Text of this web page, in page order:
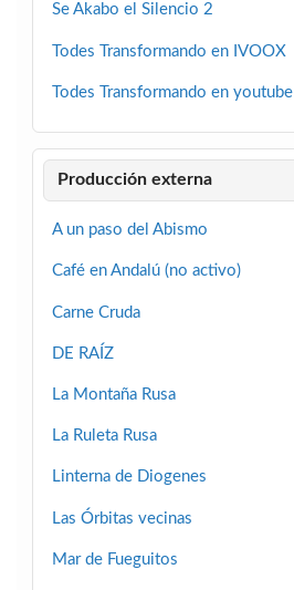
Se Akabo el Silencio 2
Todes Transformando en IVOOX
Todes Transformando en youtube
Producción externa
A un paso del Abismo
Café en Andalú (no activo)
Carne Cruda
DE RAÍZ
La Montaña Rusa
La Ruleta Rusa
Linterna de Diogenes
Las Órbitas vecinas
Mar de Fueguitos